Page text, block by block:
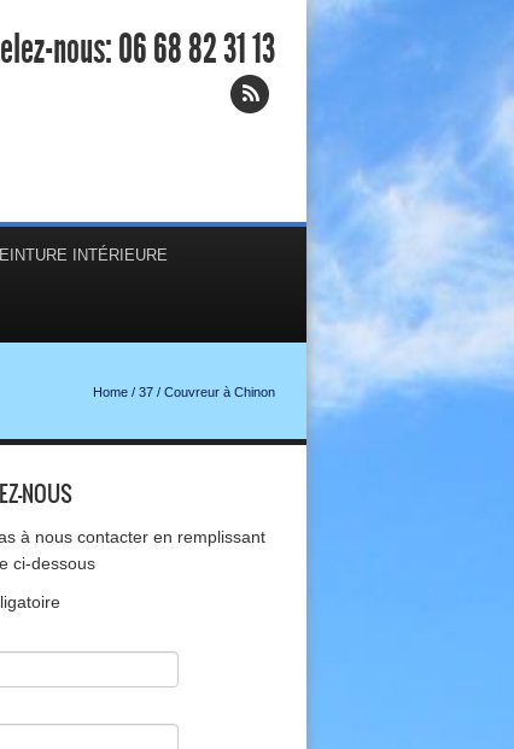
nous:06 68 82 31 13
INTÉRIEURE
Home / 37 / Couvreur à Chinon
NOUS
à nous contacter en remplissant
ci-dessous